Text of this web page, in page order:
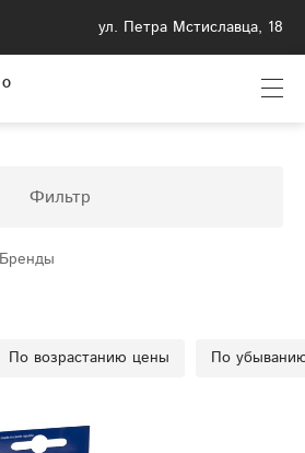
ул. Петра Мстиславца, 18
0
Фильтр
Бренды
По возрастанию цены По